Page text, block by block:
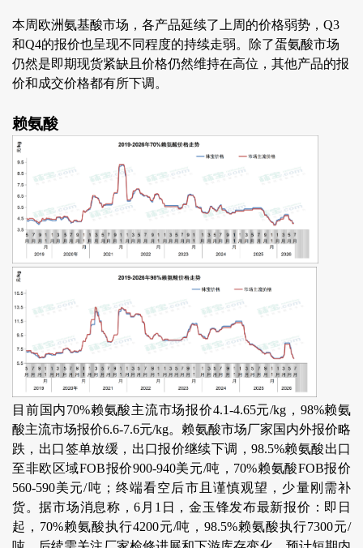
本周欧洲氨基酸市场，各产品延续了上周的价格弱势，Q3
和Q4的报价也呈现不同程度的持续走弱。除了蛋氨酸市场
仍然是即期现货紧缺且价格仍然维持在高位，其他产品的报
价和成交价格都有所下调。
赖氨酸
目前国内70%赖氨酸主流市场报价4.1-4.65元/kg，98%赖氨
酸主流市场报价6.6-7.6元/kg。赖氨酸市场厂家国内外报价略
跌，出口签单放缓，出口报价继续下调，98.5%赖氨酸出口
至非欧区域FOB报价900-940美元/吨，70%赖氨酸FOB报价
560-590美元/吨；终端看空后市且谨慎观望，少量刚需补
货。据市场消息称，6月1日，金玉锋发布最新报价：即日
起，70%赖氨酸执行4200元/吨，98.5%赖氨酸执行7300元/